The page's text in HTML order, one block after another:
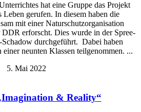
hat eine Gruppe das Projekt
Leben gerufen. In diesem haben die
mit einer Naturschutzorganisation
erforscht. Dies wurde in der Spree-
durchgeführt. Dabei haben
neunten Klassen teilgenommen. ...
5. Mai 2022
& Reality“